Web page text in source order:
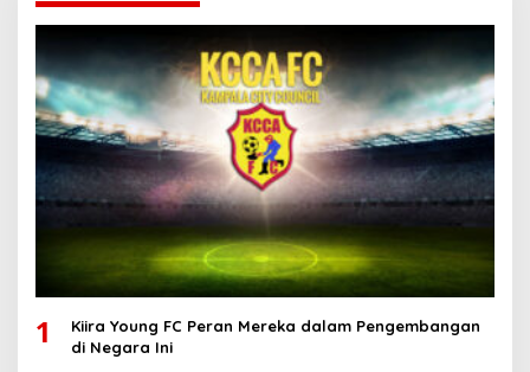
1
Kiira Young FC Peran Mereka dalam Pengembangan
di Negara Ini